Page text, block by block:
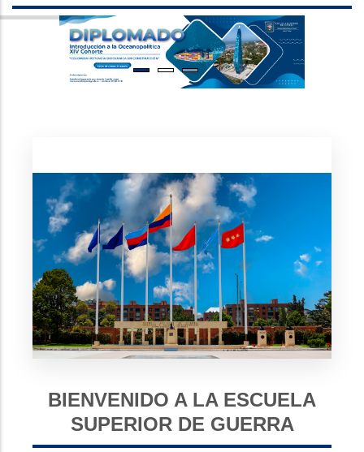
BIENVENIDO A LA ESCUELA
SUPERIOR DE GUERRA